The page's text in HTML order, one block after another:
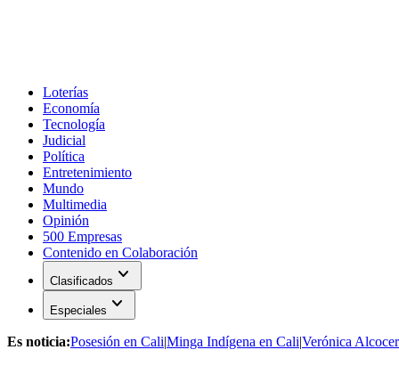
Loterías
Economía
Tecnología
Judicial
Política
Entretenimiento
Mundo
Multimedia
Opinión
500 Empresas
Contenido en Colaboración
Clasificados expand_more
Especiales expand_more
Es noticia:Posesión en Cali|Minga Indígena en Cali|Verónica Alcocer